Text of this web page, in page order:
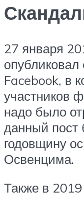
27 января
Facebook, в
участников
надо было
данный пост
годовщину
Освенцима.
Также в